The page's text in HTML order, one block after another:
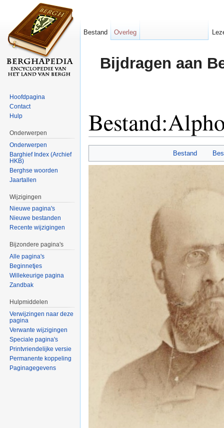
Bijdragen aan
Bestand
Bestand Overleg
Hoofdpagina
Contact
Hulp
Onderwerpen
Onderwerpen
Barghief Index (Archief
HKB)
Berghse woorden
Jaartallen
Wijzigingen
Nieuwe pagina's
Nieuwe bestanden
Recente wijzigingen
Bijzondere pagina's
Alle pagina's
Beginnetjes
Willekeurige pagina
Zandbak
Hulpmiddelen
Verwijzingen naar deze
pagina
Verwante wijzigingen
Speciale pagina's
Printvriendelijke versie
Permanente koppeling
Paginagegevens